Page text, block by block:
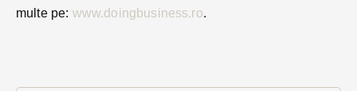
multe pe: www.doingbusiness.ro.